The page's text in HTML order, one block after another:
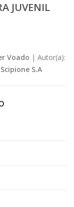
JUVENIL
Voado | Autor(a):
S.A